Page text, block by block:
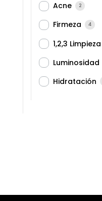
Acne 2
Firmeza 4
1,2,3 Limpieza
Luminosidad
Hidratación